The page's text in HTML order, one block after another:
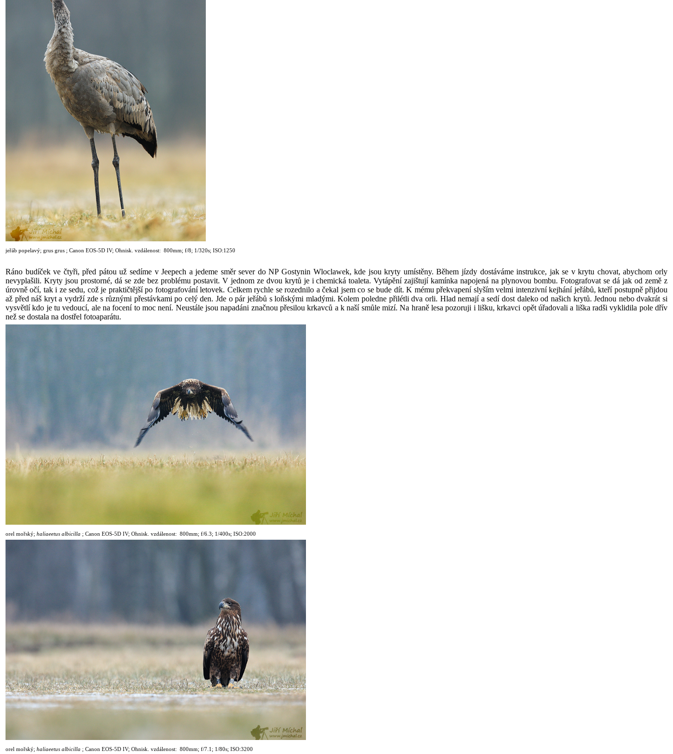
jeřáb popelavý; grus grus ; Canon EOS-5D IV; Ohnisk. vzdálenost: 800mm; f/8; 1 /320s; ISO:1250
Ráno budíček ve čtyři, před pátou už sedíme v Jeepech a jedeme směr sever do NP Gostynin Wloclawek, kde jsou kryty umístěny. Během jízdy dostáváme instrukce, jak se v krytu chovat, abychom orly
nevyplašili. Kryty jsou prostorné, dá se zde bez problému postavit. V jednom ze dvou krytů je i chemická toaleta. Vytápění zajištují kamínka napojená na plynovou bombu. Fotografovat se dá jak od země z
úrovně očí, tak i ze sedu, což je praktičtější po fotografování letovek. Celkem rychle se rozednilo a čekal jsem co se bude dít. K mému překvapení slyším velmi intenzivní kejhání jeřábů, kteří postupně přijdou
až před náš kryt a vydrží zde s různými přestávkami po celý den. Jde o pár jeřábů s loňskými mladými. Kolem poledne přilétli dva orli. Hlad nemají a sedí dost daleko od našich krytů. Jednou nebo dvakrát si
vysvětlí kdo je tu vedoucí, ale na focení to moc není. Neustále jsou napadáni značnou přesilou krkavců a k naší smůle mizí. Na hraně lesa pozoruji i lišku, krkavci opět úřadovali a liška radši vyklidila pole dřív
než se dostala na dostřel fotoaparátu.
orel mořský; haliaeetus albicilla ; Canon EOS-5D IV; Ohnisk. vzdálenost: 800mm; f/6.3; 1 /400s; ISO:2000
orel mořský; haliaeetus albicilla ; Canon EOS-5D IV; Ohnisk. vzdálenost: 800mm; f/7.1; 1 /80s; ISO:3200